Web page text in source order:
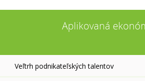
Aplikovaná
Veľtrh podnikateľských talentov